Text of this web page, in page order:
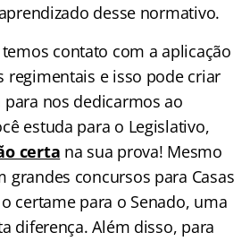
desse normativo.
contato com a aplicação
regimentais e isso pode criar
nos dedicarmos ao
estuda para o Legislativo,
certa na sua prova! Mesmo
grandes concursos para Casas
certame para o Senado, uma
diferença. Além disso, para